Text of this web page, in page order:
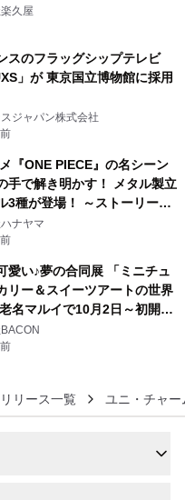
を提供
久屋
スのフラッグシップテレビ
」が 東京国立博物館に採用
ジャパン株式会社
『ONE PIECE』の名シーン
手で解き明かす！ メタル製立
3種が登場！ ～ストーリーと
が融合した 大人の体験型パズ
日(金)12時より先行予約受付
ナヤマ
愛い♪夢の合同展 「ミニチュ
リー＆スイーツアートの世界
名マルイで10月2日～初開
リース一覧 ユニ・チャ